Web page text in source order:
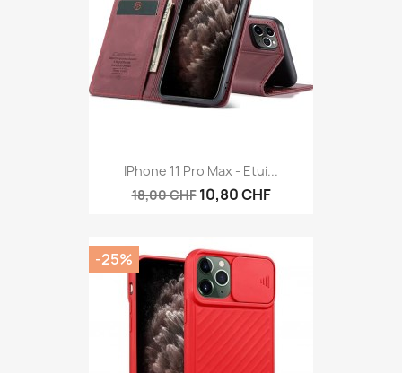
IPhone 11 Pro Max - Etui...
18,00 CHF 10,80 CHF
-25%